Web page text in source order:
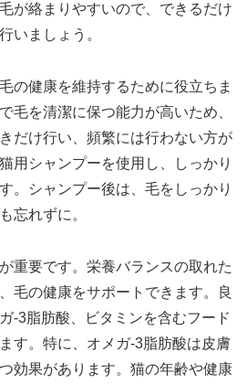
が絡まりやすいので、できるだけ
いましょう。
の健康を維持するために役立ちま
毛を清潔に保つ能力が高いため、
だけ行い、頻繁には行わない方が
用シャンプーを使用し、しっかり
。シャンプー後は、毛をしっかり
忘れずに。
重要です。栄養バランスの取れた
毛の健康をサポートできます。良
-3脂肪酸、ビタミンを含むフード
す。特に、オメガ-3脂肪酸は皮膚
効果があります。猫の年齢や健康